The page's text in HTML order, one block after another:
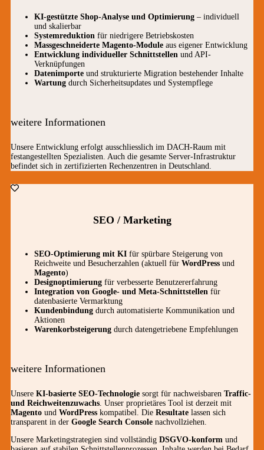
KI-gestützte Shop-Analyse und Optimierung – individuell
und skalierbar
Systemreduktion für niedrigere Betriebskosten
Massgeschneiderte Magento-Module aus eigener Entwicklung
Entwicklung individueller Schnittstellen und API-
Verknüpfungen
Datenimporte und strukturierte Migration bestehender Inhalte
Wartung durch Sicherheitsupdates und Systempflege
weitere Informationen
Unsere Entwicklung erfolgt ausschliesslich im DACH-Raum mit
festangestellten Spezialisten. Auch die gesamte Server-Infrastruktur
befindet sich in zertifizierten Rechenzentren in Deutschland.
SEO / Marketing
SEO-Optimierung mit KI für spürbare Steigerung von
Reichweite und Besucherzahlen (aktuell für WordPress und
Magento)
Designoptimierung für verbesserte Benutzererfahrung
Integration von Google- und Meta-Schnittstellen für
datenbasierte Vermarktung
Kundenbindung durch automatisierte Kommunikation und
Aktionen
Warenkorbsteigerung durch datengetriebene Empfehlungen
weitere Informationen
Unsere KI-basierte SEO-Technologie sorgt für nachweisbaren Traffic-
und Reichweitenzuwachs. Unser proprietäres Tool ist derzeit mit
Magento und WordPress kompatibel. Die Resultate lassen sich
transparent in der Google Search Console nachvollziehen.
Unsere Marketingstrategien sind vollständig DSGVO-konform und